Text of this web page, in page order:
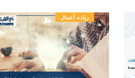
رياده أعمال